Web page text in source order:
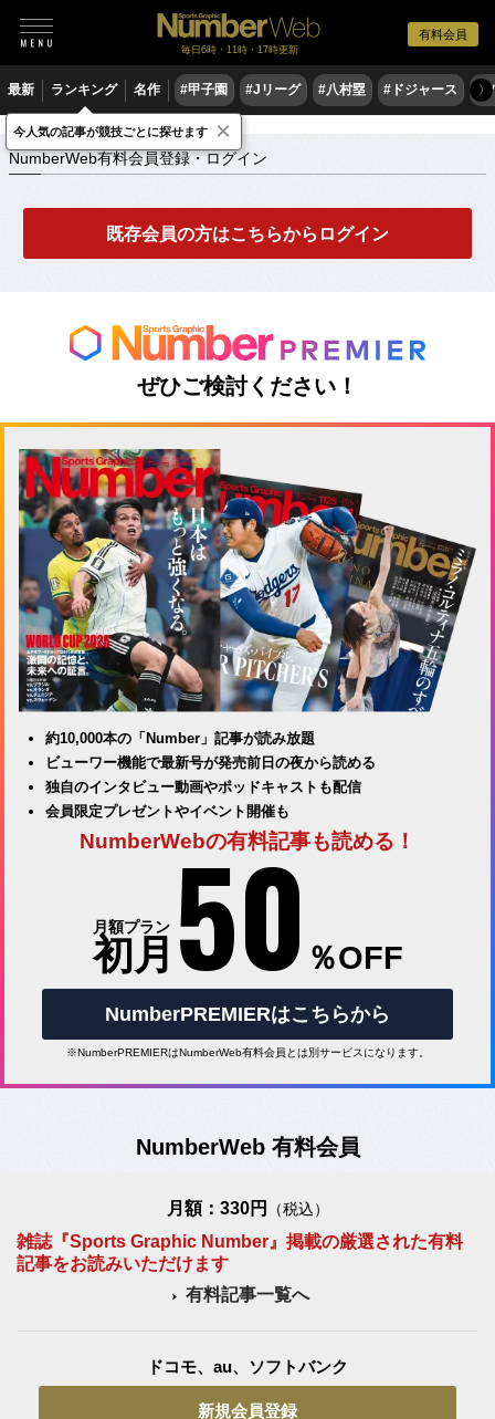
有料会員
毎日6時・11時・17時更新
最新 ランキング 名作 #甲子園 #Jリーグ #八村塁 #ドジャース #
〉
NumberWeb有料会員登録・ログイン
NumberWeb有料会員登録・ログイン
既存会員の方はこちらからログイン
ぜひご検討ください！
約10,000本の「Number」記事が読み放題
ビューワー機能で最新号が発売前日の夜から読める
独自のインタビュー動画やポッドキャストも配信
会員限定プレゼントやイベント開催も
NumberWebの有料記事も読める！
月額プラン
初月 50 ％OFF
NumberPREMIERはこちらから
※NumberPREMIERはNumberWeb有料会員とは別サービスになります。
NumberWeb 有料会員
月額：330円 （税込）
雑誌『Sports Graphic Number』掲載の厳選された有料
記事をお読みいただけます
有料記事一覧へ
ドコモ、au、ソフトバンク
新規会員登録
今人気の記事が競技ごとに探せます ×